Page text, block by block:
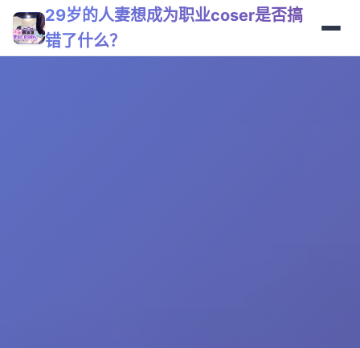
29岁的人妻想成为职业coser是否搞
错了什么？